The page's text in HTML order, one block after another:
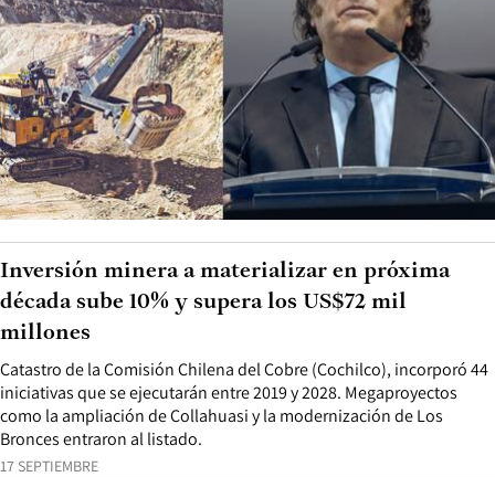
17 SEPTIEMBRE
Catastro de la Comisión Chilena del Cobre (Cochilco), incorporó 44
iniciativas que se ejecutarán entre 2019 y 2028. Megaproyectos
como la ampliación de Collahuasi y la modernización de Los
Bronces entraron al listado.
Inversión minera a materializar en próxima
década sube 10% y supera los US$72 mil
millones